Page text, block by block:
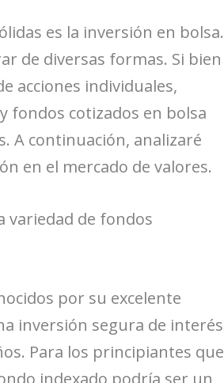
es la inversión en bolsa.
de diversas formas. Si bien
acciones individuales,
fondos cotizados en bolsa
A continuación, analizaré
en el mercado de valores.
variedad de fondos
por su excelente
inversión segura de interés
Para los principiantes que